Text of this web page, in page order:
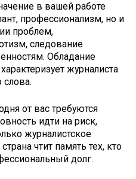
в вашей работе
профессионализм, но и
проблем,
следование
Обладание
журналиста
от вас требуются
идти на риск,
журналистское
чтит память тех, кто
долг.